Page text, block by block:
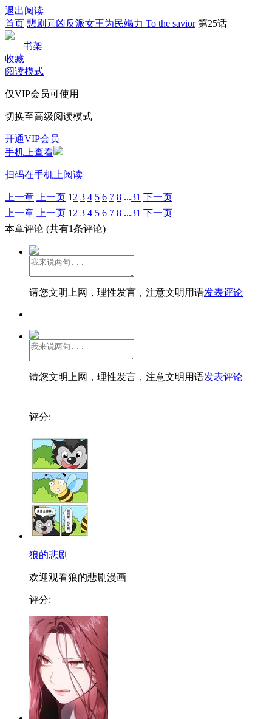
退出阅读
首页 悲剧元凶反派女王为民竭力 To the savior 第25话
书架
收藏
阅读模式
仅VIP会员可使用
切换至高级阅读模式
开通VIP会员
手机上查看
扫码在手机上阅读
上一章 上一页 1 2 3 4 5 6 7 8 ...31 下一页
上一章
上一页 1 2 3 4 5 6 7 8 ...31 下一页
本章评论 (共有1条评论)
请您文明上网，理性发言，注意文明用语发表评论
请您文明上网，理性发言，注意文明用语发表评论
评分:
狼的悲剧
欢迎观看狼的悲剧漫画
评分: